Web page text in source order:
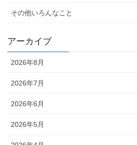
その他いろんなこと
アーカイブ
2026年8月
2026年7月
2026年6月
2026年5月